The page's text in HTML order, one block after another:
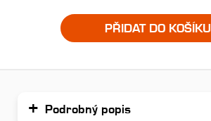
PŘIDAT DO KOŠÍKU
Podrobný popis